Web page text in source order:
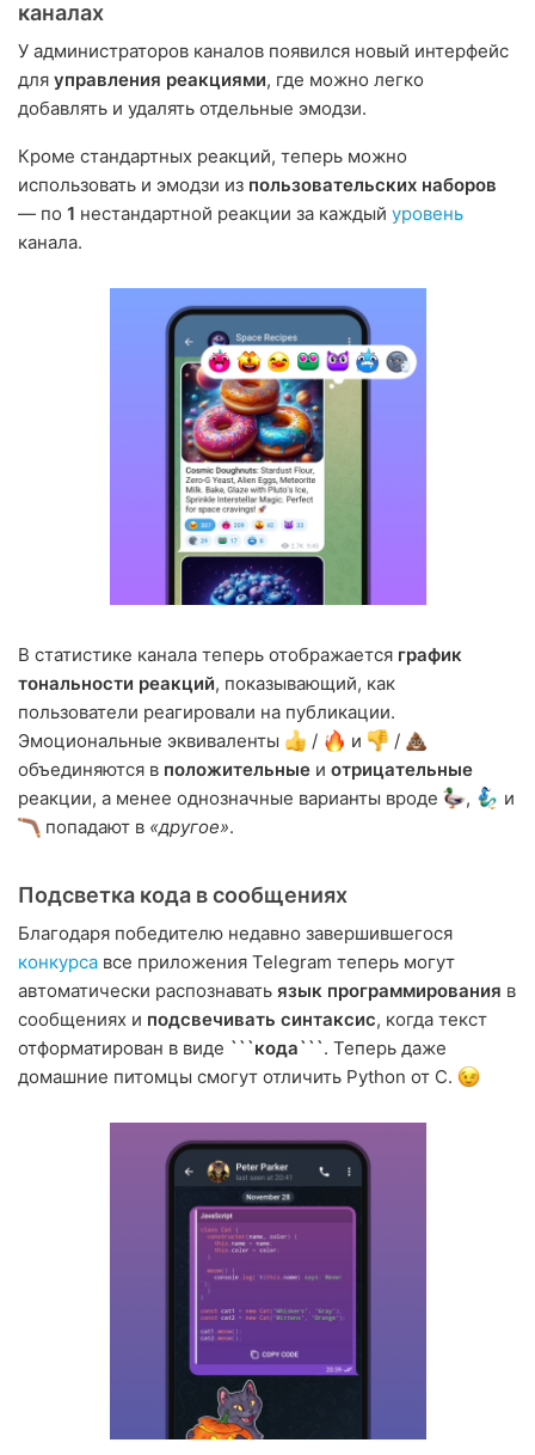
каналах
У администраторов каналов появился новый интерфейс
для управления реакциями, где можно легко
добавлять и удалять отдельные эмодзи.
Кроме стандартных реакций, теперь можно
использовать и эмодзи из пользовательских наборов
— по 1 нестандартной реакции за каждый уровень
канала.
В статистике канала теперь отображается график
тональности реакций, показывающий, как
пользователи реагировали на публикации.
Эмоциональные эквиваленты
/ и
/
объединяются в положительные и отрицательные
реакции, а менее однозначные варианты вроде
,
и
попадают в «другое».
Подсветка кода в сообщениях
Благодаря победителю недавно завершившегося
конкурса все приложения Telegram теперь могут
автоматически распознавать язык программирования в
сообщениях и подсвечивать синтаксис, когда текст
отформатирован в виде ```кода```. Теперь даже
домашние питомцы смогут отличить Python от C.